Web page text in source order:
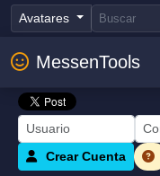
Avatares
MessenTools
Crear Cuenta